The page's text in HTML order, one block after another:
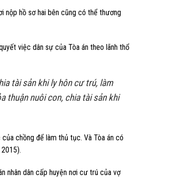
nộp hồ sơ hai bên cũng có thể thương
việc dân sự của Tòa án theo lãnh thổ
tài sản khi ly hôn cư trú, làm
thuận nuôi con, chia tài sản khi
chồng để làm thủ tục. Và Tòa án có
nhân dân cấp huyện nơi cư trú của vợ